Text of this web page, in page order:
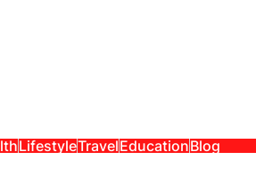
LifestyleTravelEducationBlog